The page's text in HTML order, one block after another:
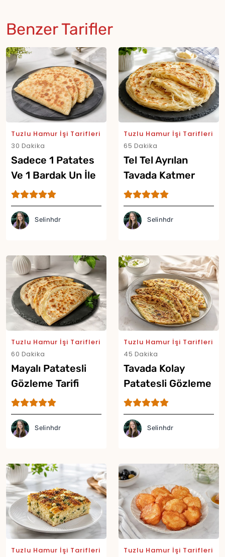
Benzer Tarifler
Tuzlu Hamur İşi Tarifleri
30 Dakika
Sadece 1 Patates
Ve 1 Bardak Un İle
Tavada Gözleme
Tarifi
Selinhdr
Tuzlu Hamur İşi Tarifleri
65 Dakika
Tel Tel Ayrılan
Tavada Katmer
Tarifi
Selinhdr
Tuzlu Hamur İşi Tarifleri
60 Dakika
Mayalı Patatesli
Gözleme Tarifi
Selinhdr
Tuzlu Hamur İşi Tarifleri
45 Dakika
Tavada Kolay
Patatesli Gözleme
Tarifi
Selinhdr
Tuzlu Hamur İşi Tarifleri
Tuzlu Hamur İşi Tarifleri